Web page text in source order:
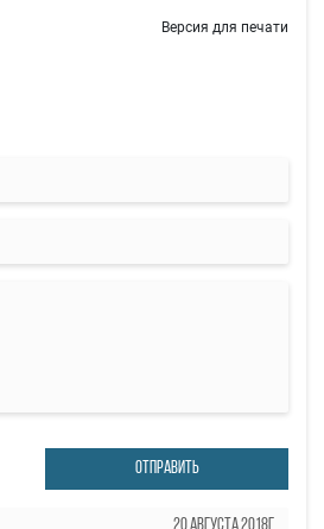
Версия для печати
ОТПРАВИТЬ